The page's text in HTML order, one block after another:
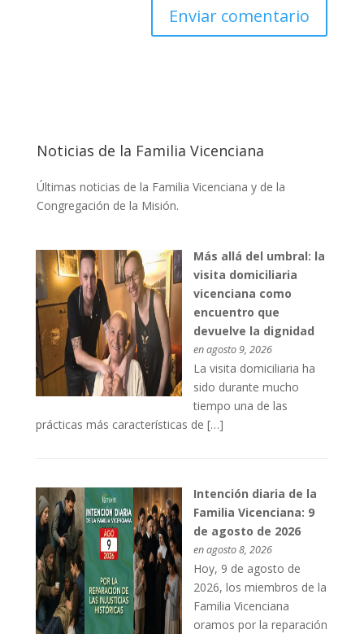
Noticias de la Familia Vicenciana
Últimas noticias de la Familia Vicenciana y de la
Congregación de la Misión.
Más allá del umbral: la
visita domiciliaria
vicenciana como
encuentro que
devuelve la dignidad
en agosto 9, 2026
La visita domiciliaria ha
sido durante mucho
tiempo una de las
prácticas más características de […]
Intención diaria de la
Familia Vicenciana: 9
de agosto de 2026
en agosto 8, 2026
Hoy, 9 de agosto de
2026, los miembros de la
Familia Vicenciana
oramos por la reparación